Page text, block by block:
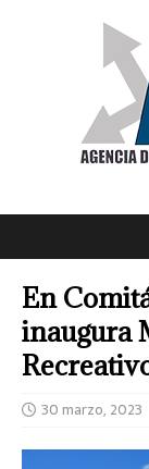
En
inaugura
30 marzo, 2023